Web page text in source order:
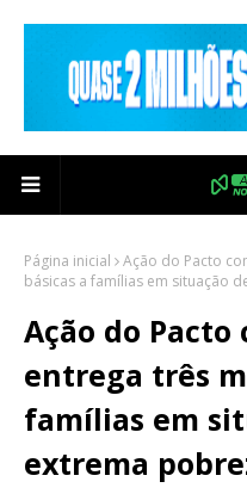
Página inicial
Ação do Pacto
básicas a famílias em situação
Ação do Pacto
entrega três
famílias em
extrema